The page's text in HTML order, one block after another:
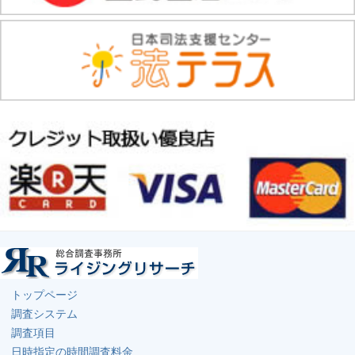
トップページ
調査システム
調査項目
日時指定の時間調査料金